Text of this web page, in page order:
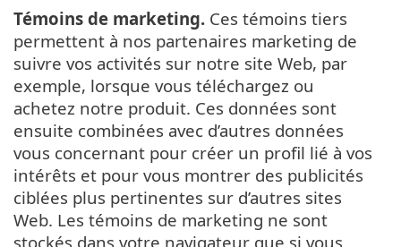
Témoins de marketing. Ces témoins tiers
permettent à nos partenaires marketing de
suivre vos activités sur notre site Web, par
exemple, lorsque vous téléchargez ou
achetez notre produit. Ces données sont
ensuite combinées avec d’autres données
vous concernant pour créer un profil lié à vos
intérêts et pour vous montrer des publicités
ciblées plus pertinentes sur d’autres sites
Web. Les témoins de marketing ne sont
stockés dans votre navigateur que si vous